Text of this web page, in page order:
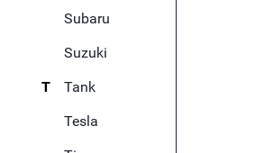
Subaru
Suzuki
T
Tank
Tesla